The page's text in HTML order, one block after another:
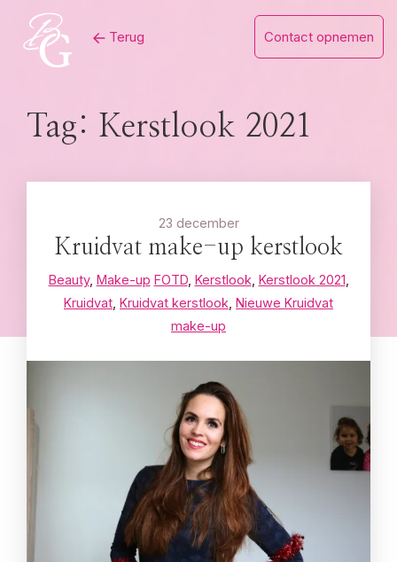
content
Terug Contact opnemen
Tag: Kerstlook 2021
23 december
Kruidvat make-up kerstlook
Beauty, Make-up FOTD, Kerstlook Kerstlook 2021
Kruidvat Kruidvat kerstlook Nieuwe Kruidvat
make-up